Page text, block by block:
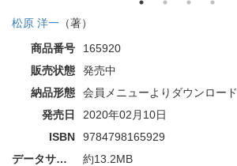
松原 洋一 （著）
商品番号
165920
販売状態
発売中
納品形態
会員メニューよりダウンロード
発売日
2020年02月10日
ISBN
9784798165929
データサイズ
約13.2MB